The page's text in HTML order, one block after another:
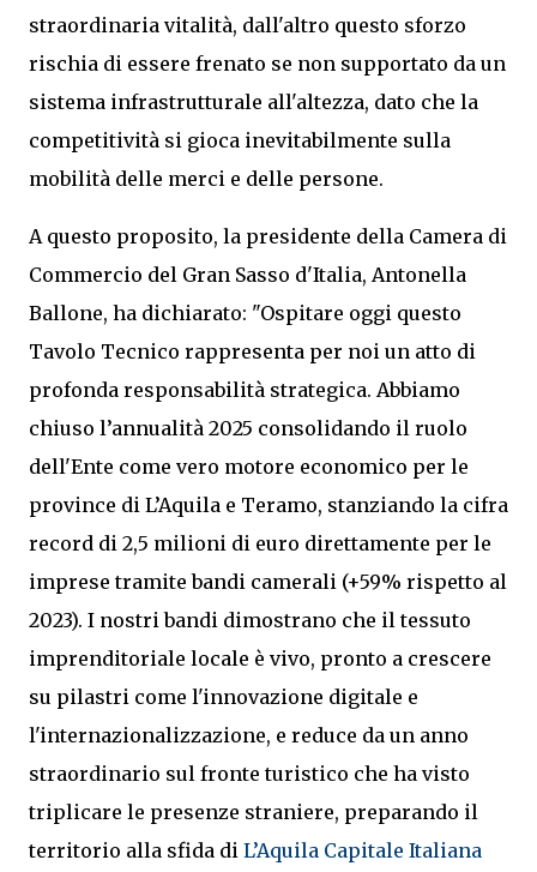
straordinaria vitalità, dall'altro questo sforzo
rischia di essere frenato se non supportato da un
sistema infrastrutturale all'altezza, dato che la
competitività si gioca inevitabilmente sulla
mobilità delle merci e delle persone.
A questo proposito, la presidente della Camera di
Commercio del Gran Sasso d'Italia, Antonella
Ballone, ha dichiarato: "Ospitare oggi questo
Tavolo Tecnico rappresenta per noi un atto di
profonda responsabilità strategica. Abbiamo
chiuso l’annualità 2025 consolidando il ruolo
dell'Ente come vero motore economico per le
province di L’Aquila e Teramo, stanziando la cifra
record di 2,5 milioni di euro direttamente per le
imprese tramite bandi camerali (+59% rispetto al
2023). I nostri bandi dimostrano che il tessuto
imprenditoriale locale è vivo, pronto a crescere
su pilastri come l'innovazione digitale e
l'internazionalizzazione, e reduce da un anno
straordinario sul fronte turistico che ha visto
triplicare le presenze straniere, preparando il
territorio alla sfida di L’Aquila Capitale Italiana